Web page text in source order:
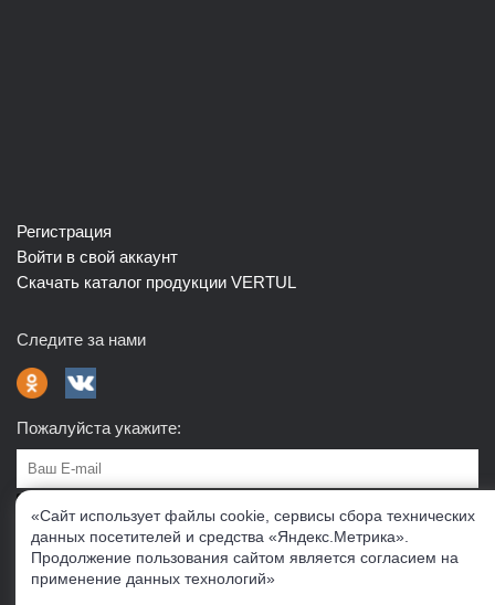
Регистрация
Войти в свой аккаунт
Скачать каталог продукции VERTUL
Следите за нами
Пожалуйста укажите:
Подписаться
О нас Доставка Контакты
Политика конфиденциальности
«Сайт использует файлы cookie, сервисы сбора технических
данных посетителей и средства «Яндекс.Метрика».
Продолжение пользования сайтом является согласием на
применение данных технологий»